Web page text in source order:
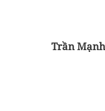
Trần Mạnh